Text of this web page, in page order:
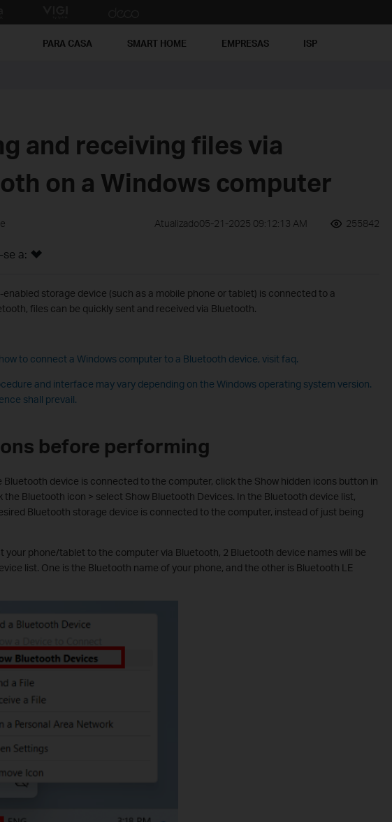
PARA CASA SMART HOME EMPRESAS ISP
and receiving files via
on a Windows computer
Atualizado05-21-2025 09:12:13 AM 255842
a:
storage device (such as a mobile phone or tablet) is connected to a
files can be quickly sent and received via Bluetooth.
to connect a Windows computer to a Bluetooth device, visit faq.
and interface may vary depending on the Windows operating system version.
shall prevail.
before performing
Bluetooth device is connected to the computer, click the Show hidden icons button in
the Bluetooth icon > select Show Bluetooth Devices. In the Bluetooth device list,
Bluetooth storage device is connected to the computer, instead of just being
your phone/tablet to the computer via Bluetooth, 2 Bluetooth device names will be
list. One is the Bluetooth name of your phone, and the other is Bluetooth LE